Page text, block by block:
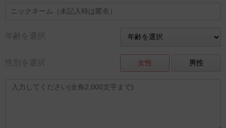
年齢を選択
性別を選択 女性 男性